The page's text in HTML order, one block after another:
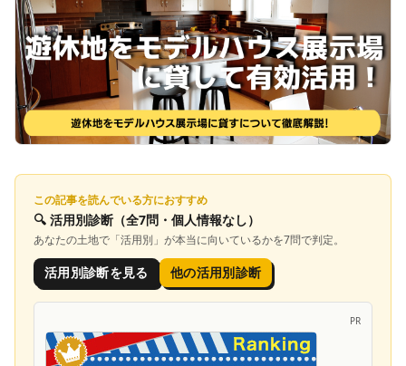
この記事を読んでいる方におすすめ
🔍 活用別診断 （全7問・個人情報なし）
あなたの土地で「活用別 」が本当に向いているかを7問で判定。
活用別診断を見る 他の活用別診断
PR